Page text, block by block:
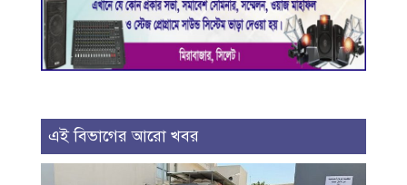
এই বিভাগের আরো খবর